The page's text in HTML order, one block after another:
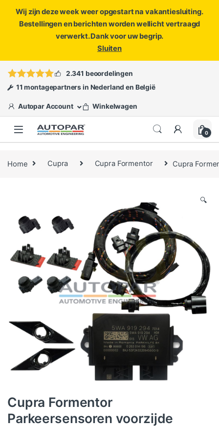
Wij zijn deze week weer opgestart na vakantiesluiting.
Bestellingen en berichten worden wellicht vertraagd
verwerkt. Dank voor uw begrip.
Sluiten
ofopen een ticket
2.341 beoordelingen
11 montagepartners in Nederland en België
Autopar Account Winkelwagen
0
Home Cupra Cupra Formentor Cupra
🔍
Cupra Formentor
Parkeersensoren voorzijde